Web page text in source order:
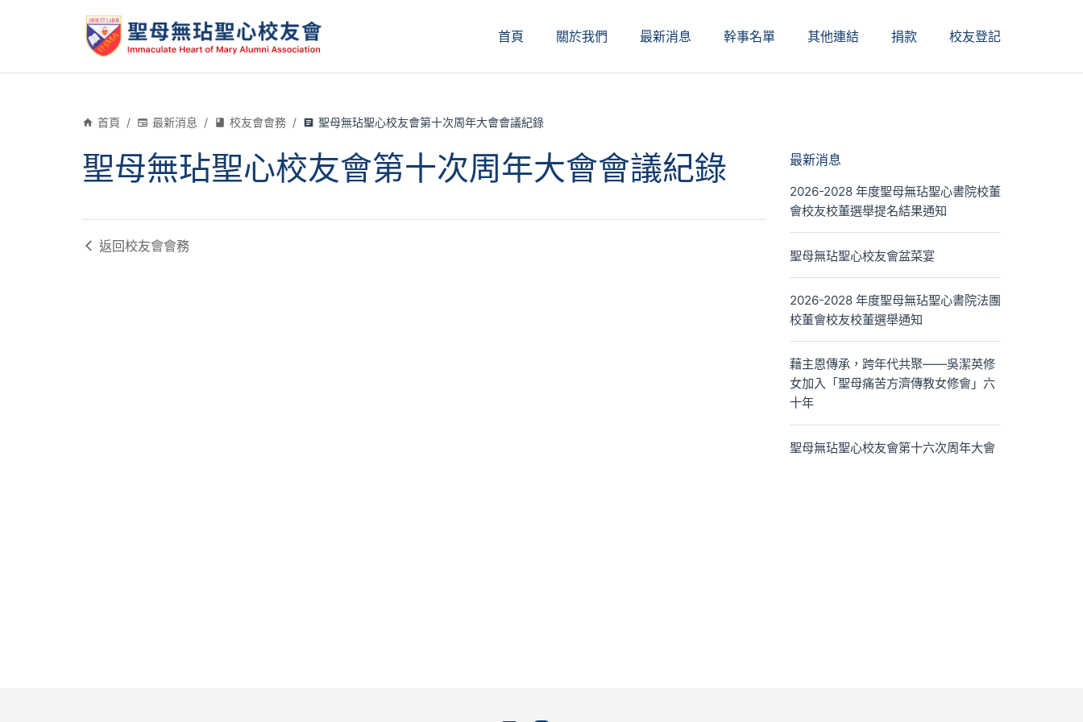
首頁 關於我們 最新消息 幹事名單 其他連結 捐款 校友登記
首頁 / 最新消息 / 校友會會務 / 聖母無玷聖心校友會第十次周年大會會議紀錄
聖母無玷聖心校友會第十次周年大會會議紀錄
返回校友會會務
最新消息
2026-2028 年度聖母無玷聖心書院校董
會校友校董選舉提名結果通知
聖母無玷聖心校友會盆菜宴
2026-2028 年度聖母無玷聖心書院法團
校董會校友校董選舉通知
藉主恩傳承，跨年代共聚——吳潔英修
女加入「聖母痛苦方濟傳教女修會」六
十年
聖母無玷聖心校友會第十六次周年大會